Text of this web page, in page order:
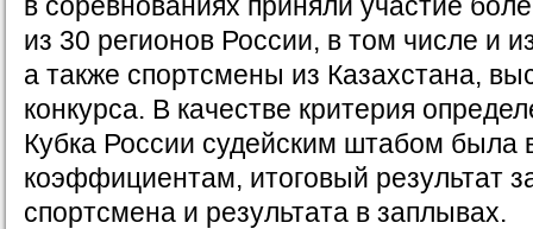
из 30 регионов России, в том числе и
а также спортсмены из Казахстана,
конкурса. В качестве критерия
Кубка России судейским штабом была
коэффициентам, итоговый результат
спортсмена и результата в заплывах.